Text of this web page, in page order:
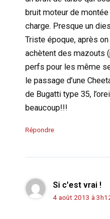
bruit moteur de
charge. Presque un
Triste époque, après
achètent des mazouts
perfs pour les même
le passage d’une
de Bugatti type 35,
beaucoup!!!
Répondre
Si c'est vrai !
4 août 2013 à